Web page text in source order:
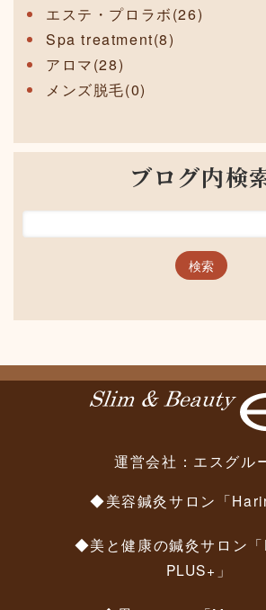
エステ・プロラボ(26)
Spa treatment(8)
アロマ(28)
メンズ脱毛(0)
ブログ内検
運営会社： エスグル
◆美容鍼灸サロン「
◆美と健康の鍼灸サロン
PLUS+」